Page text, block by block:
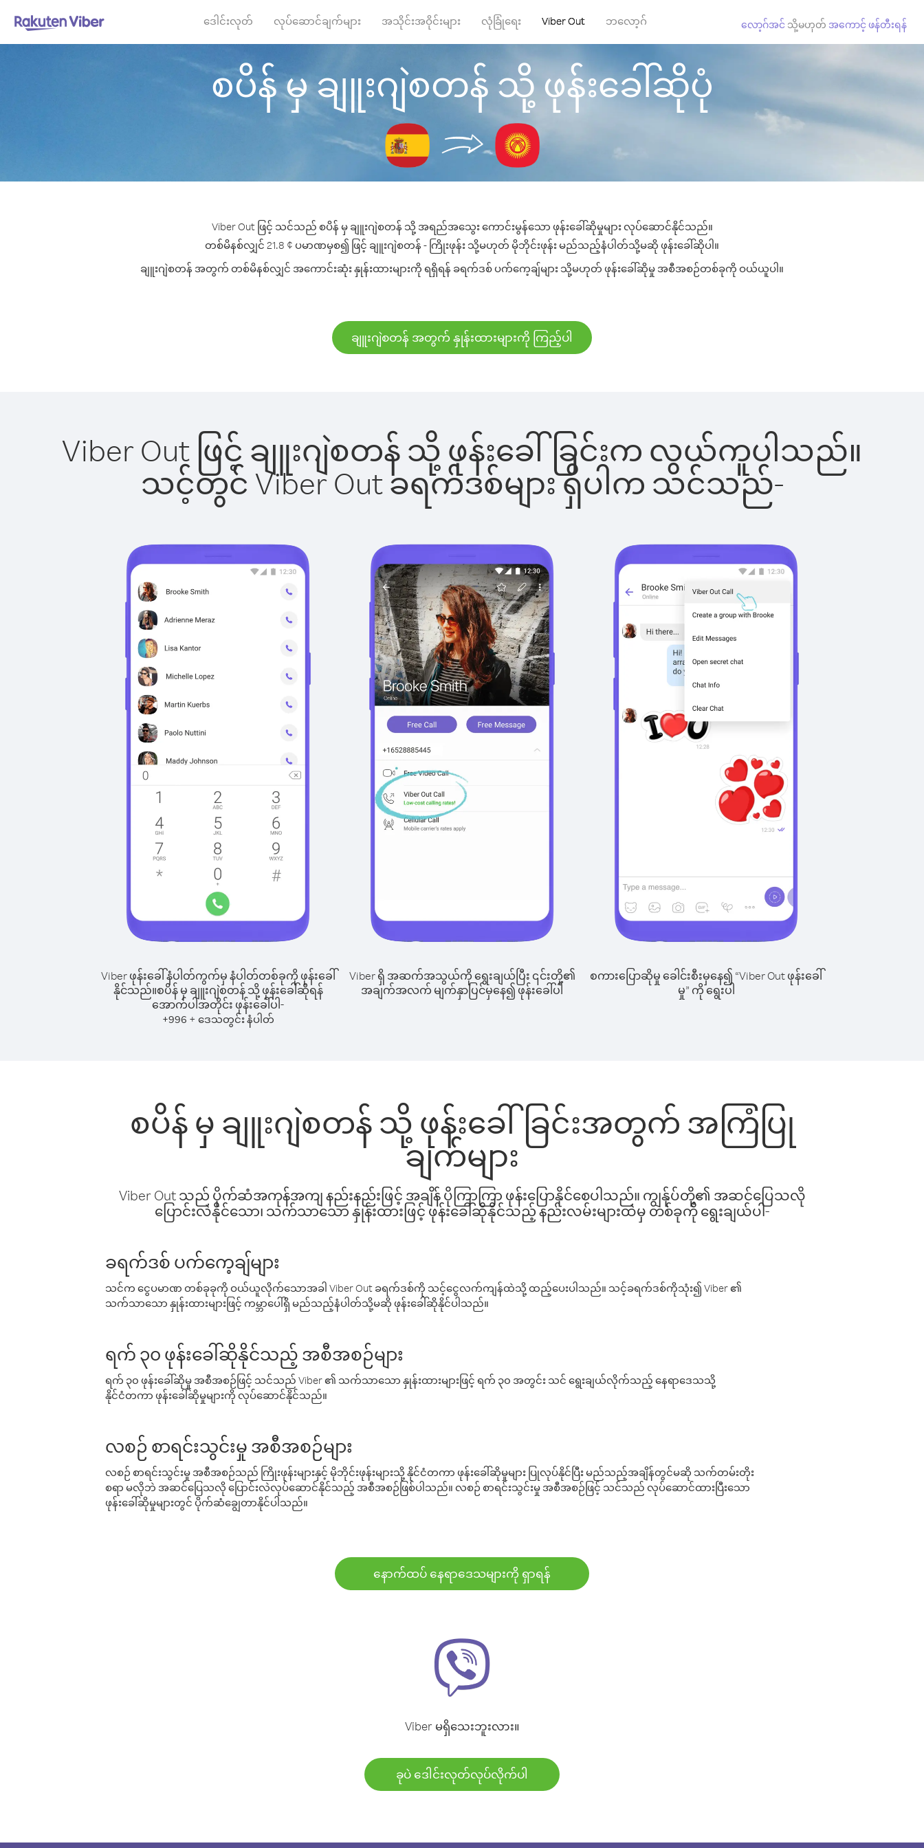
ဒေါင်းလုတ် လုပ်ဆောင်ချက်များ အသိုင်းအဝိုင်းများ လုံခြုံရေး Viber Out ဘလော့ဂ် လော့ဂ်အင် သို့မဟုတ် အကောင့် ဖန်တီးရန်
စပိန် မှ ချူးဂျဲစတန် သို့ ဖုန်းခေါ်ဆိုပုံ
Viber Out ဖြင့် သင်သည် စပိန် မှ ချူးဂျဲစတန် သို့ အရည်အသွေး ကောင်းမွန်သော ဖုန်းခေါ်ဆိုမှုများ လုပ်ဆောင်နိုင်သည်။
တစ်မိနစ်လျှင် 21.8 ¢ ပမာဏမှစ၍ ဖြင့် ချူးဂျဲစတန် - ကြိုးဖုန်း သို့မဟုတ် မိုဘိုင်းဖုန်း မည်သည့်နံပါတ်သို့မဆို ဖုန်းခေါ်ဆိုပါ။
ချူးဂျဲစတန် အတွက် တစ်မိနစ်လျှင် အကောင်းဆုံး နှုန်းထားများကို ရရှိရန် ခရက်ဒစ် ပက်ကေ့ချ်များ သို့မဟုတ် ဖုန်းခေါ်ဆိုမှု အစီအစဉ်တစ်ခုကို ဝယ်ယူပါ။
ချူးဂျဲစတန် အတွက် နှုန်းထားများကို ကြည့်ပါ
Viber Out ဖြင့် ချူးဂျဲစတန် သို့ ဖုန်းခေါ်ခြင်းက လွယ်ကူပါသည်။
သင့်တွင် Viber Out ခရက်ဒစ်များ ရှိပါက သင်သည်-
Viber ဖုန်းခေါ်နံပါတ်ကွက်မှ နံပါတ်တစ်ခုကို ဖုန်းခေါ်
နိုင်သည်။စပိန် မှ ချူးဂျဲစတန် သို့ ဖုန်းခေါ်ဆိုရန်
အောက်ပါအတိုင်း ဖုန်းခေါ်ပါ-
+996 + ဒေသတွင်း နံပါတ်
Viber ရှိ အဆက်အသွယ်ကို ရွေးချယ်ပြီး ၎င်းတို့၏
အချက်အလက် မျက်နှာပြင်မှနေ၍ ဖုန်းခေါ်ပါ
စကားပြောဆိုမှု ခေါင်းစီးမှနေ၍ “Viber Out ဖုန်းခေါ်
မှု” ကို ရွေးပါ
စပိန် မှ ချူးဂျဲစတန် သို့ ဖုန်းခေါ်ခြင်းအတွက် အကြံပြု
ချက်များ
Viber Out သည် ပိုက်ဆံအကုန်အကျ နည်းနည်းဖြင့် အချိန် ပိုကြာကြာ ဖုန်းပြောနိုင်စေပါသည်။ ကျွန်ုပ်တို့၏ အဆင်ပြေသလို
ပြောင်းလဲနိုင်သော၊ သက်သာသော နှုန်းထားဖြင့် ဖုန်းခေါ်ဆိုနိုင်သည့် နည်းလမ်းများထဲမှ တစ်ခုကို ရွေးချယ်ပါ-
ခရက်ဒစ် ပက်ကေ့ချ်များ
သင်က ငွေပမာဏ တစ်ခုခုကို ဝယ်ယူလိုက်သောအခါ Viber Out ခရက်ဒစ်ကို သင့်ငွေလက်ကျန်ထဲသို့ ထည့်ပေးပါသည်။ သင့်ခရက်ဒစ်ကိုသုံး၍ Viber ၏
သက်သာသော နှုန်းထားများဖြင့် ကမ္ဘာပေါ်ရှိ မည်သည့်နံပါတ်သို့မဆို ဖုန်းခေါ်ဆိုနိုင်ပါသည်။
ရက် ၃၀ ဖုန်းခေါ်ဆိုနိုင်သည့် အစီအစဉ်များ
ရက် ၃၀ ဖုန်းခေါ်ဆိုမှု အစီအစဉ်ဖြင့် သင်သည် Viber ၏ သက်သာသော နှုန်းထားများဖြင့် ရက် ၃၀ အတွင်း သင် ရွေးချယ်လိုက်သည့် နေရာဒေသသို့
နိုင်ငံတကာ ဖုန်းခေါ်ဆိုမှုများကို လုပ်ဆောင်နိုင်သည်။
လစဉ် စာရင်းသွင်းမှု အစီအစဉ်များ
လစဉ် စာရင်းသွင်းမှု အစီအစဉ်သည် ကြိုးဖုန်းများနှင့် မိုဘိုင်းဖုန်းများသို့ နိုင်ငံတကာ ဖုန်းခေါ်ဆိုမှုများ ပြုလုပ်နိုင်ပြီး မည်သည့်အချိန်တွင်မဆို သက်တမ်းတိုး
စရာ မလိုဘဲ အဆင်ပြေသလို ပြောင်းလဲလုပ်ဆောင်နိုင်သည့် အစီအစဉ်ဖြစ်ပါသည်။ လစဉ် စာရင်းသွင်းမှု အစီအစဉ်ဖြင့် သင်သည် လုပ်ဆောင်ထားပြီးသော
ဖုန်းခေါ်ဆိုမှုများတွင် ပိုက်ဆံချွေတာနိုင်ပါသည်။
နောက်ထပ် နေရာဒေသများကို ရှာရန်
Viber မရှိသေးဘူးလား။
ခုပဲ ဒေါင်းလုတ်လုပ်လိုက်ပါ